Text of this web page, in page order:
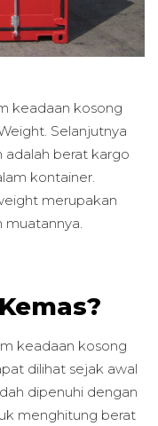
keadaan kosong
Selanjutnya
adalah berat kargo
kontainer.
merupakan
muatannya.
keadaan kosong
dilihat sejak awal
dipenuhi dengan
menghitung berat